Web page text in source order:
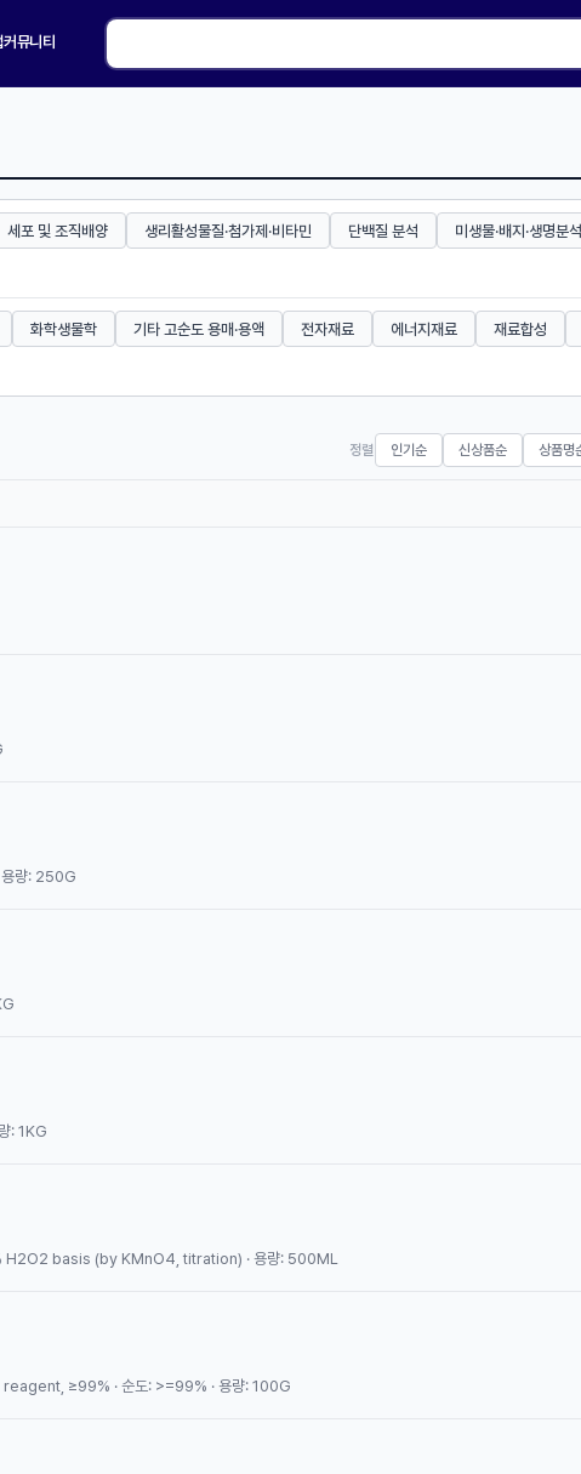
뮤니티
세포 및 조직배양 생리활성물질·첨가제·비타민 단백질 분석 미생물·배지·생명분석
화학생물학 기타 고순도 용매·용액 전자재료 에너지재료 재료합성
정렬 인기순 신상품순 상품명
량: 250G
: 1KG
H2O2 basis (by KMnO4, titration) · 용량: 500ML
≥99% · 순도: >=99% · 용량: 100G